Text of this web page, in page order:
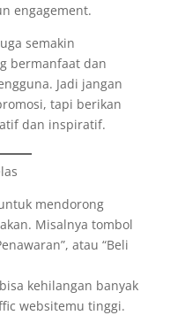
engagement.
semakin
bermanfaat dan
Jadi jangan
tapi berikan
dan inspiratif.
mendorong
Misalnya tombol
atau “Beli
kehilangan banyak
websitemu tinggi.